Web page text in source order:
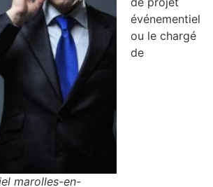
marolles-en-
événementiel
ou le chargé
de